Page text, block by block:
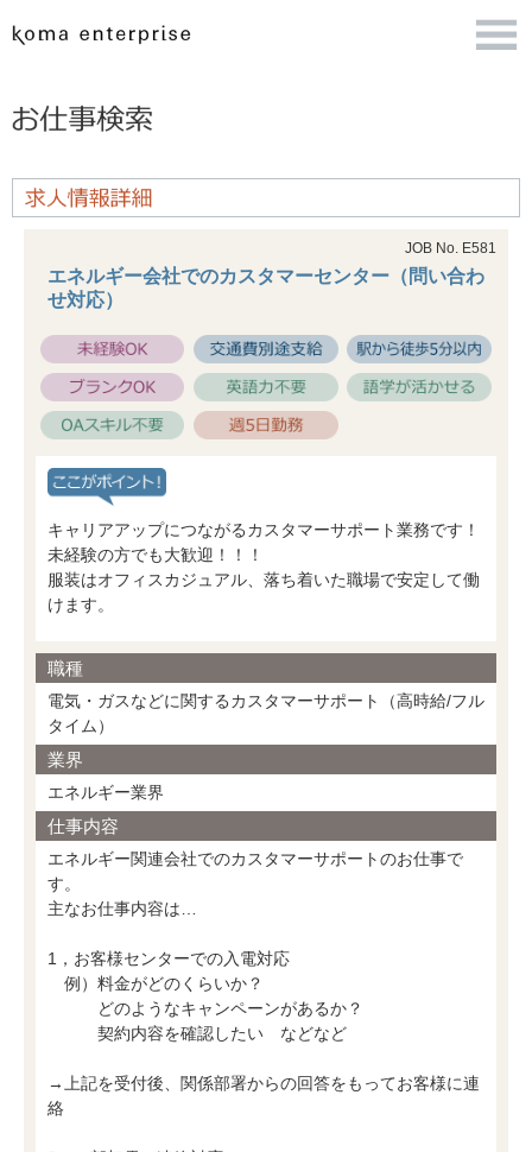
JOB No. E581
エネルギー会社でのカスタマーセンター（問い合わ
せ対応）
キャリアアップにつながるカスタマーサポート業務です！
未経験の方でも大歓迎！！！
服装はオフィスカジュアル、落ち着いた職場で安定して働
けます。
職種
電気・ガスなどに関するカスタマーサポート（高時給/フル
タイム）
業界
エネルギー業界
仕事内容
エネルギー関連会社でのカスタマーサポートのお仕事で
す。
主なお仕事内容は…
1，お客様センターでの入電対応
例）料金がどのくらいか？
どのようなキャンペーンがあるか？
契約内容を確認したい などなど
→上記を受付後、関係部署からの回答をもってお客様に連
絡